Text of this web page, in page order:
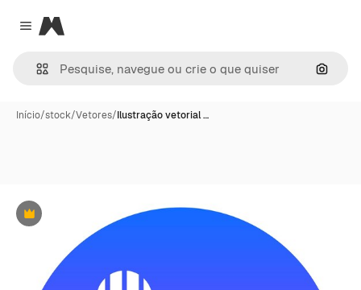
Close menu
Magnific
Início/stock/Vetores/Ilustração vetorial …
Premium